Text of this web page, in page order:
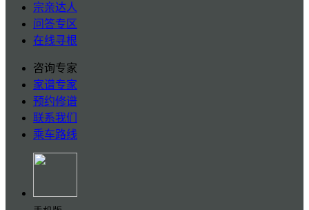
宗亲达人
问答专区
在线寻根
咨询专家
家谱专家
预约修谱
联系我们
乘车路线